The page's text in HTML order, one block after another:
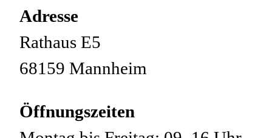
Adresse
Rathaus E5
68159 Mannheim
Öffnungszeiten